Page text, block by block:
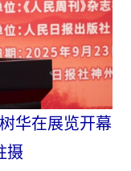
华在展览开幕
摄